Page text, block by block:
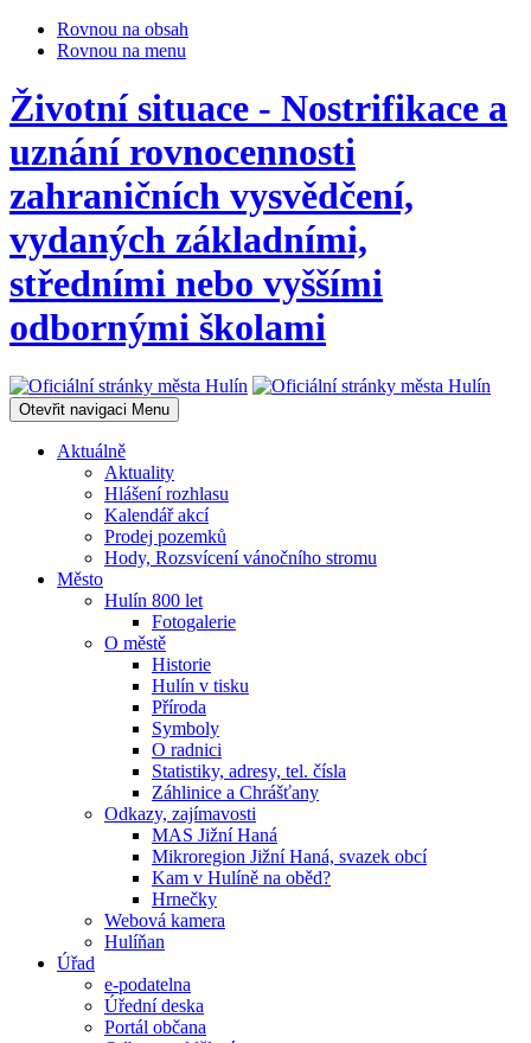
Rovnou na obsah
Rovnou na menu
Životní situace - Nostrifikace a
uznání rovnocennosti
zahraničních vysvědčení,
vydaných základními,
středními nebo vyššími
odbornými školami
Otevřit navigaci Menu
Aktuálně
Aktuality
Hlášení rozhlasu
Kalendář akcí
Prodej pozemků
Hody, Rozsvícení vánočního stromu
Město
Hulín 800 let
Fotogalerie
O městě
Historie
Hulín v tisku
Příroda
Symboly
O radnici
Statistiky, adresy, tel. čísla
Záhlinice a Chrášťany
Odkazy, zajímavosti
MAS Jižní Haná
Mikroregion Jižní Haná, svazek obcí
Kam v Hulíně na oběd?
Hrnečky
Webová kamera
Hulíňan
Úřad
e-podatelna
Úřední deska
Portál občana